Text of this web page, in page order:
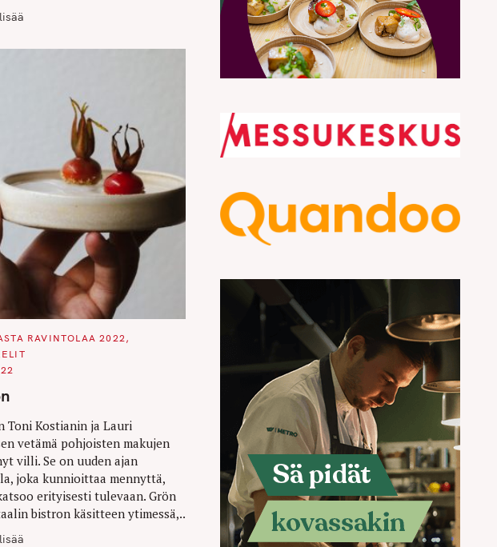
RAVINTOLAA 2022
Toni Kostianin ja Lauri
vetämä pohjoisten makujen
villi. Se on uuden ajan
joka kunnioittaa mennyttä,
erityisesti tulevaan. Grön
bistron käsitteen ytimessä,..